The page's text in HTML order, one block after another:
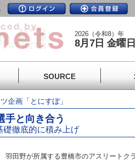
2026（令和8）年
8月7日 金曜日
SOURCE
企画「とにすぽ」
手と向き合う
礎徹底的に積み上げ
田野が所属する豊橋市のアスリートクラ